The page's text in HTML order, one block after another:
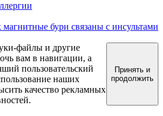
бури связаны с инсультами
файлы и другие
вам в навигации, а
пользовательский
наших
качество рекламных
Принять и
продолжить